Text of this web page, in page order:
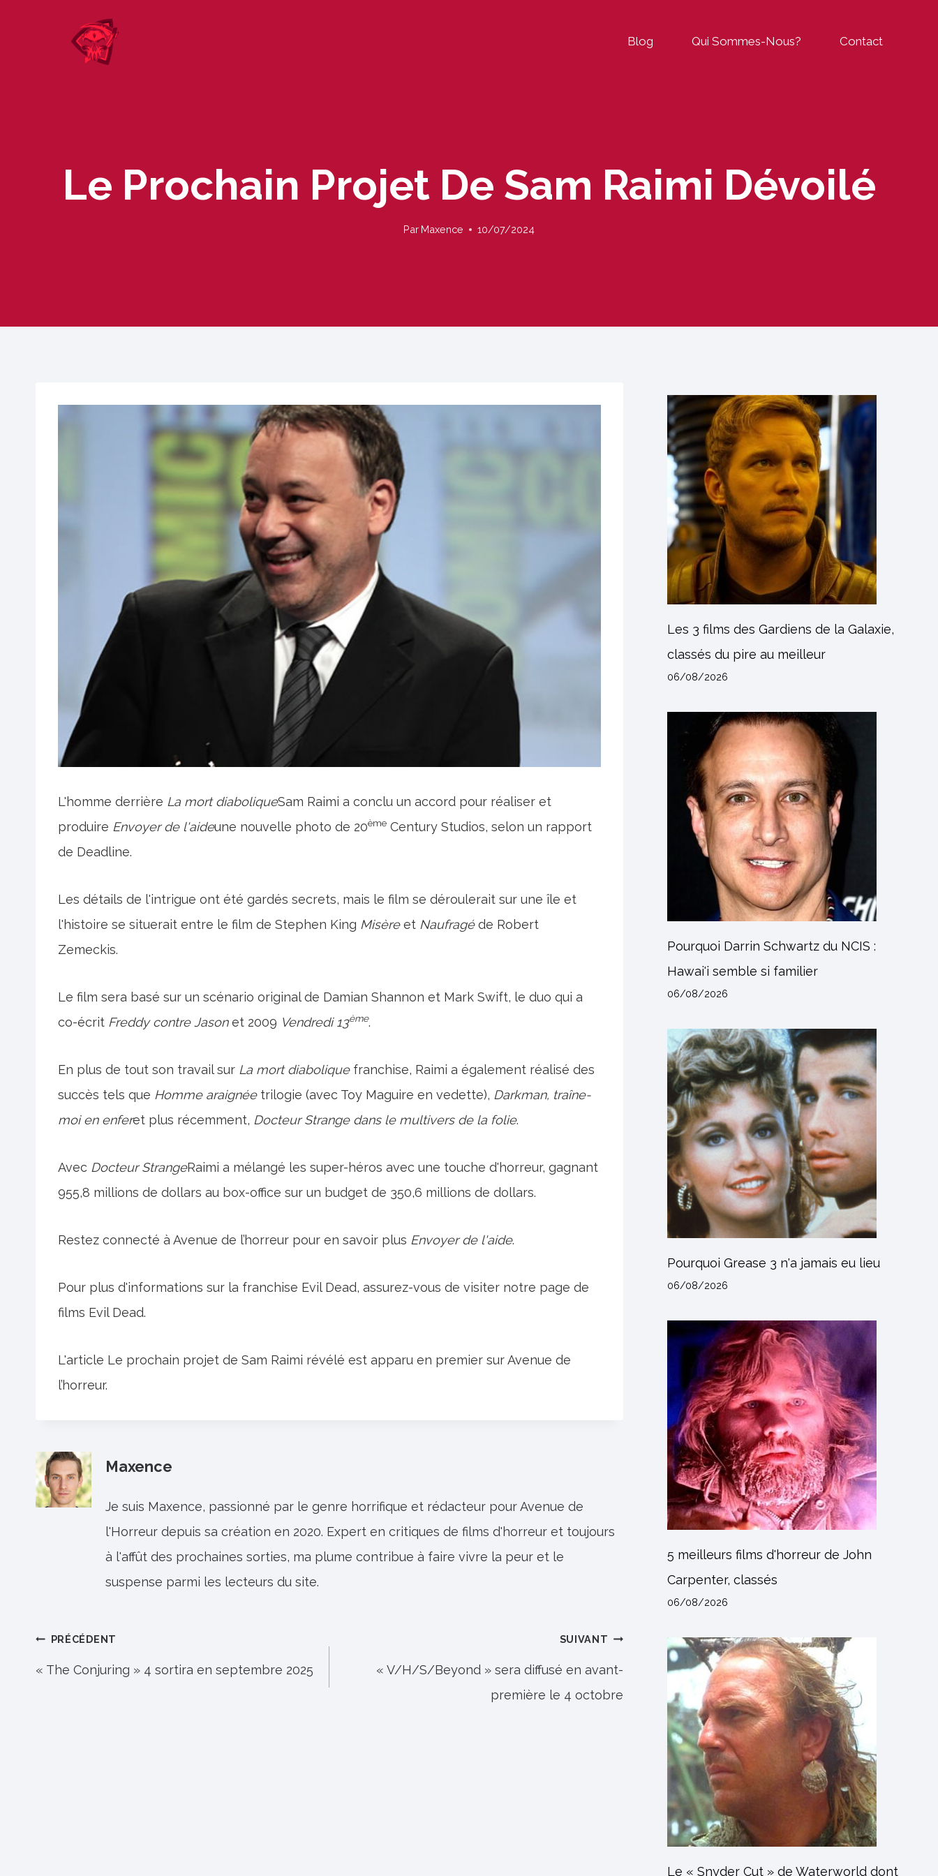
Blog Qui Sommes-Nous? Contact
Le Prochain Projet De Sam Raimi Dévoilé
Par Maxence 10/07/2024
L'homme derrière La mort diaboliqueSam Raimi a conclu un accord pour réaliser et
produire Envoyer de l'aideune nouvelle photo de 20ème Century Studios, selon un rapport
de Deadline.
Les détails de l'intrigue ont été gardés secrets, mais le film se déroulerait sur une île et
l'histoire se situerait entre le film de Stephen King Misèreet Naufragéde Robert
Zemeckis.
Le film sera basé sur un scénario original de Damian Shannon et Mark Swift, le duo qui a
co-écrit Freddy contre Jasonet 2009 Vendredi 13ème.
En plus de tout son travail sur La mort diabolique franchise, Raimi a également réalisé des
succès tels que Homme araignéetrilogie (avec Toy Maguire en vedette), Darkman, traîne-
moi en enferet plus récemment, Docteur Strange dans le multivers de la folie.
Avec Docteur StrangeRaimi a mélangé les super-héros avec une touche d'horreur, gagnant
955,8 millions de dollars au box-office sur un budget de 350,6 millions de dollars.
Restez connecté à Avenue de l’horreur pour en savoir plus Envoyer de l'aide.
Pour plus d'informations sur la franchise Evil Dead, assurez-vous de visiter notre page de
films Evil Dead.
L'article Le prochain projet de Sam Raimi révélé est apparu en premier sur Avenue de
l’horreur.
Maxence
Je suis Maxence, passionné par le genre horrifique et rédacteur pour Avenue de
l'Horreur depuis sa création en 2020. Expert en critiques de films d'horreur et toujours
à l'affût des prochaines sorties, ma plume contribue à faire vivre la peur et le
suspense parmi les lecteurs du site.
Navigation
de
PRÉCÉDENT
« The Conjuring » 4 sortira en septembre 2025
SUIVANT
« V/H/S/Beyond » sera diffusé en avant-
première le 4 octobre
Les 3 films des Gardiens de la Galaxie,
classés du pire au meilleur
06/08/2026
Pourquoi Darrin Schwartz du NCIS :
Hawai'i semble si familier
06/08/2026
Pourquoi Grease 3 n'a jamais eu lieu
06/08/2026
5 meilleurs films d'horreur de John
Carpenter, classés
06/08/2026
Le « Snyder Cut » de Waterworld dont